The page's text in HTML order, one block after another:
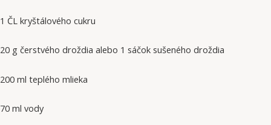
1 ČL kryštálového cukru
20 g čerstvého droždia alebo 1 sáčok sušeného droždia
200 ml teplého mlieka
70 ml vody